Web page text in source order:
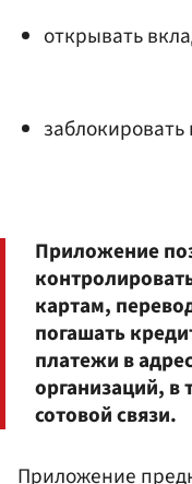
открывать
заблокировать
Приложение
картам,
погашать
платежи в
организаций, в
сотовой связи.
Приложение